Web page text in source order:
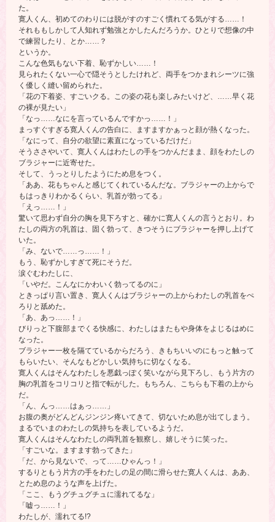
た。
寛人くん、初めてのわりには脱がすのすごく慣れてる気がする……！
それももしかして人知れず勉強とかしたんだろうか。ひとりで想像の中
で練習したり、とか……？
というか。
こんな色気もない下着、恥ずかしい……！
見られたくない一心で隠そうとしたけれど、両手をつかまれシーツに強
く優しく縫い留められた。
「花の下着姿、すごいクる。この姿の花も楽しみたいけど、……早く花
の裸が見たい」
「なっ……なにを言っているんですかっ……！」
まっすぐすぎる寛人くんの告白に、ますますかぁっと顔が熱くなった。
「なにって、自分の欲望に素直になっているだけだ」
そうささやいて、寛人くんはわたしの手をつかんだまま、顔をわたしの
ブラジャーに近寄せた。
そして、うっとりしたようにため息をつく。
「ああ、花もちゃんと感じてくれているんだな。ブラジャーの上からで
もはっきりわかるくらい、乳首が勃ってる」
「えっ……！」
驚いて思わず自分の胸を見下ろすと、確かに寛人くんの言うとおり。わ
たしの両方の乳首は、固く勃って、きつそうにブラジャーを押し上げて
いた。
「み、ないで……っ……！」
もう、恥ずかしすぎて死にそうだ。
涙ぐむわたしに、
「いやだ。こんなにかわいく勃ってるのに」
ときっぱり言い置き、寛人くんはブラジャーの上からわたしの乳首をぺ
ろりと舐めた。
「あ、あっ……！」
びりっと下腹部までくる快感に、わたしはまたもや身体をよじるはめに
なった。
ブラジャー一枚を隔てているからだろう、きもちいいのにもっと触って
もらいたい、そんなもどかしい気持ちに切なくなる。
寛人くんはそんなわたしを悪戯っぽく笑いながら見下ろし、もう片方の
胸の乳首をコリコリと指で転がした。もちろん、こちらも下着の上から
だ。
「ん、んっ……はぁっ……」
お腹の奥がどんどんジンジン疼いてきて、切ないため息が出てしまう。
まるでいまのわたしの気持ちを表しているようだ。
寛人くんはそんなわたしの両乳首を観察し、嬉しそうに笑った。
「すごいな。ますます勃ってきた」
「だ、から見ないで、って……ひゃんっ！」
するりともう片方の手をわたしの足の間に滑らせた寛人くんは、ああ、
とため息のような声を上げた。
「ここ、もうグチュグチュに濡れてるな」
「嘘っ……！」
わたしが、濡れてる!?